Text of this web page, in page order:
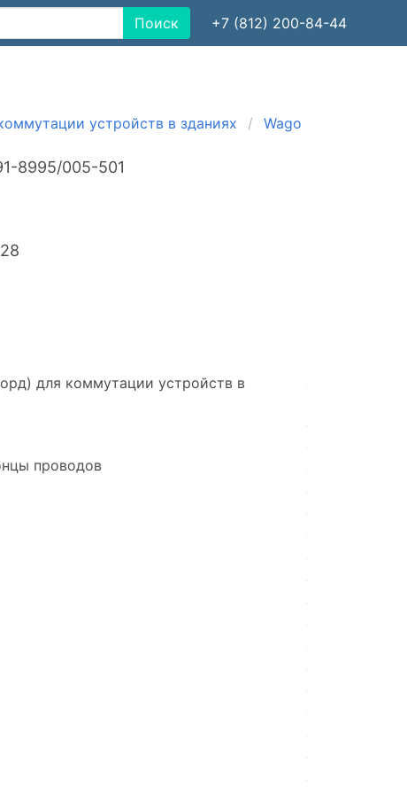
Поиск +7 (812) 200-84-44
устройств в зданиях Wago
8995/005-501
для коммутации устройств в
проводов